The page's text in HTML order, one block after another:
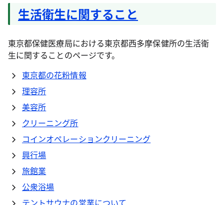
生活衛生に関すること
東京都保健医療局における東京都西多摩保健所の生活衛
生に関することのページです。
東京都の花粉情報
理容所
美容所
クリーニング所
コインオペレーションクリーニング
興行場
旅館業
公衆浴場
テントサウナの営業について